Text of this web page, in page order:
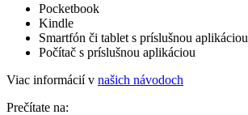
Pocketbook
Kindle
Smartfón či tablet s príslušnou aplikáciou
Počítač s príslušnou aplikáciou
Viac informácií v našich návodoch
Prečítate na: